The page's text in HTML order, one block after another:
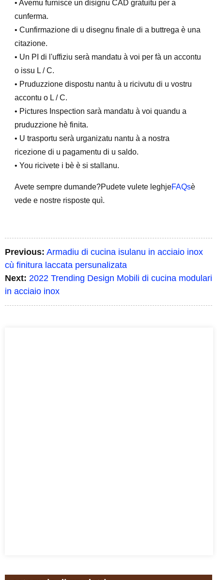
• Avemu furnisce un disignu CAD gratuitu per a
cunferma.
• Cunfirmazione di u disegnu finale di a buttrega è una
citazione.
• Un PI di l'uffiziu serà mandatu à voi per fà un accontu
o issu L / C.
• Pruduzzione dispostu nantu à u ricivutu di u vostru
accontu o L / C.
• Pictures Inspection sarà mandatu à voi quandu a
pruduzzione hè finita.
• U trasportu serà urganizatu nantu à a nostra
ricezione di u pagamentu di u saldo.
• You ricivete i bè è si stallanu.
Avete sempre dumande?Pudete vulete leghjeFAQsè
vede e nostre risposte quì.
Previous: Armadiu di cucina isulanu in acciaio inox
cù finitura laccata persunalizata
Next: 2022 Trending Design Mobili di cucina modulari
in acciaio inox